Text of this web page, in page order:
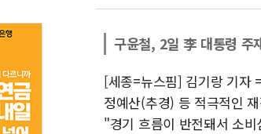
구윤철, 2일 李 대통령 주
[세종=뉴스핌] 김기랑 기자
정예산(추경) 등 적극적인
"경기 흐름이 반전돼서 소